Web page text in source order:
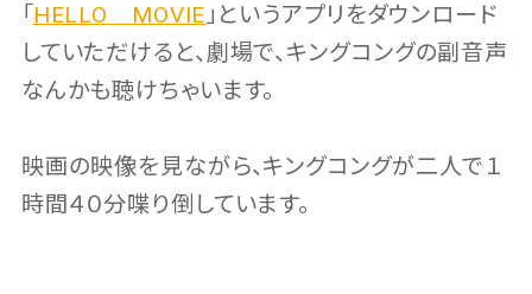
「 HELLO MOVIE」というアプリをダウンロード
していただけると、劇場で、キングコングの副音声
なんかも聴けちゃいます。
映画の映像を見ながら、キングコングが二人で１
時間４０分喋り倒しています。